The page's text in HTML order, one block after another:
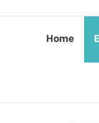
Home